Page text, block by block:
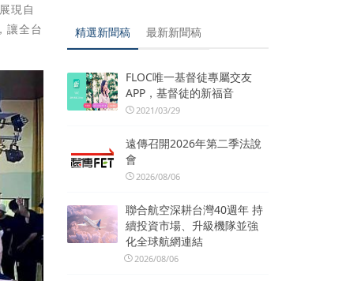
現自
讓全台
精選新聞稿 最新新聞稿
FLOC唯一基督徒專屬交友
APP，基督徒的新福音
2021/03/29
遠傳召開2026年第二季法說
會
2026/08/06
聯合航空深耕台灣40週年 持
續投資市場、升級機隊並強
化全球航網連結
2026/08/06